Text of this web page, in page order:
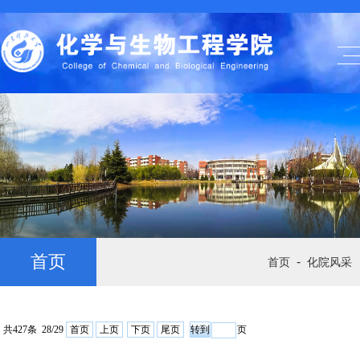
首页 首页 - 化院风采
共427条 28/29 首页 上页 下页 尾页 页